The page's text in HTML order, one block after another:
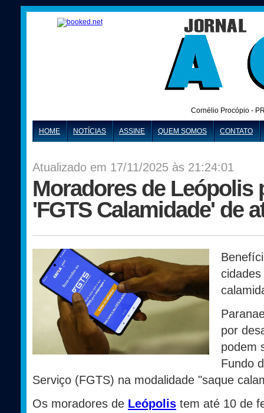
Cornélio Procópio -
HOME NOTÍCIAS ASSINE QUEM SOMOS CONTATO
Atualizado em 17/11/2025 às 21:24:01
Moradores de Leópolis
'FGTS Calamidade' de
por
podem
Fundo
Serviço (FGTS) na modalidade "saque
Os moradores de Leópolis tem até 10 de